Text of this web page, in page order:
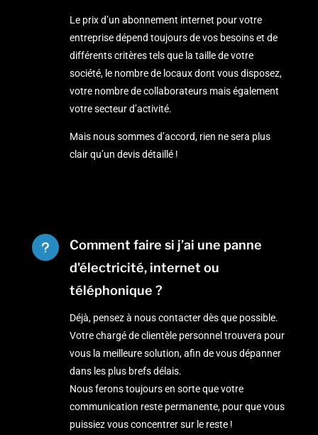
Le prix d’un abonnement internet pour votre
entreprise dépend toujours de vos besoins et de
différents critères tels que la taille de votre
société, le nombre de locaux dont vous disposez,
votre nombre de collaborateurs mais également
votre secteur d’activité.
Mais nous sommes d’accord, rien ne sera plus
clair qu’un devis détaillé !
u
Comment faire si j’ai une panne
d'électricité, internet ou
téléphonique ?
Déjà, pensez à nous contacter dès que possible.
Votre chargé de clientèle personnel trouvera pour
vous la meilleure solution, afin de vous dépanner
dans les plus brefs délais.
Nous ferons toujours en sorte que votre
communication reste permanente, pour que vous
puissiez vous concentrer sur le reste !